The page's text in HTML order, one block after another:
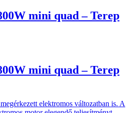
mini quad – Terep
mini quad – Terep
elektromos változatban is. A